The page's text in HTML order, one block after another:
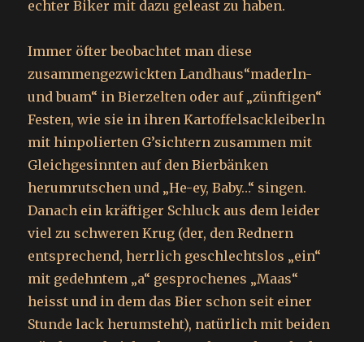
echter Biker mit dazu geleast zu haben.
Immer öfter beobachtet man diese
zusammengezwickten Landhaus“maderln-
und buam“ in Bierzelten oder auf „zünftigen“
Festen, wie sie in ihren Kartoffelsackleiberln
mit hinpolierten G’sichtern zusammen mit
Gleichgesinnten auf den Bierbänken
herumrutschen und „He-ey, Baby…“ singen.
Danach ein kräftiger Schluck aus dem leider
viel zu schweren Krug (der, den Rednern
entsprechend, herrlich geschlechtslos „ein“
mit gedehntem „a“ gesprochenes „Maas“
heisst und in dem das Bier schon seit einer
Stunde lack herumsteht), natürlich mit beiden